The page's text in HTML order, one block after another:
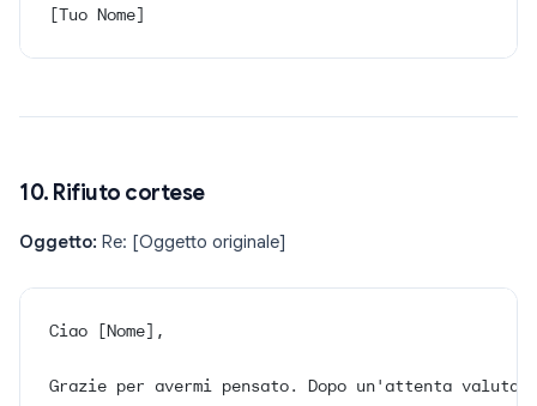
[Tuo Nome]
10. Rifiuto cortese
Oggetto: Re: [Oggetto originale]
Ciao [Nome],
Grazie per avermi pensato. Dopo un'attenta